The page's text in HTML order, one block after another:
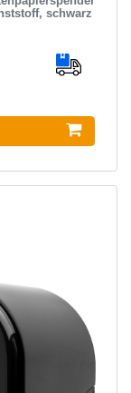
schwarz